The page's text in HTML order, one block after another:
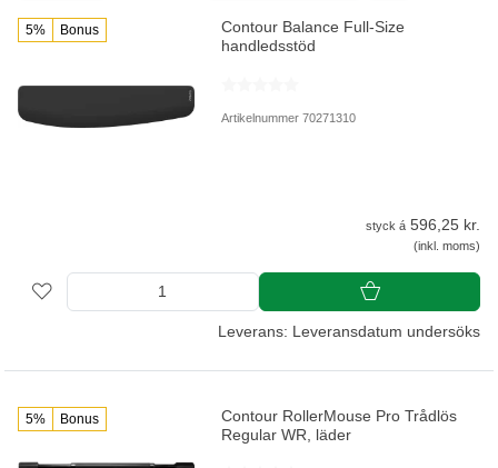
5% Bonus
Contour Balance Full-Size
handledsstöd
Artikelnummer 70271310
styck á 596,25 kr.
(inkl. moms)
Leverans: Leveransdatum undersöks
5% Bonus
Contour RollerMouse Pro Trådlös
Regular WR, läder